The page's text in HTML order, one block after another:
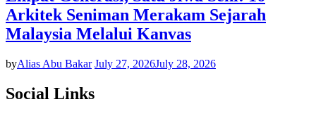
Arkitek Seniman Merakam Sejarah
Malaysia Melalui Kanvas
byAlias Abu Bakar July 27, 2026July 28, 2026
Social Links